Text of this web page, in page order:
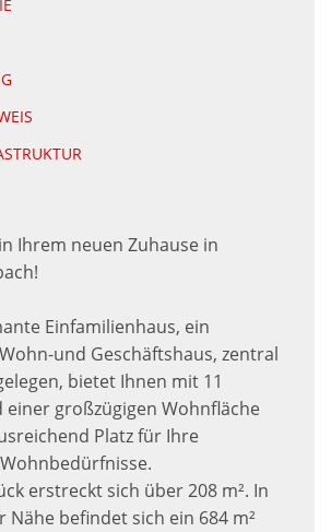
Ihrem neuen Zuhause in
Einfamilienhaus, ein
und Geschäftshaus, zentral
bietet Ihnen mit 11
großzügigen Wohnfläche
Platz für Ihre
erstreckt sich über 208 m². In
befindet sich ein 684 m²